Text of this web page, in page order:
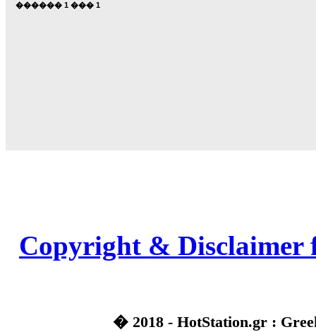
������ 1 ��� 1
Copyright & Disclaimer
� 2018 - HotStation.gr :